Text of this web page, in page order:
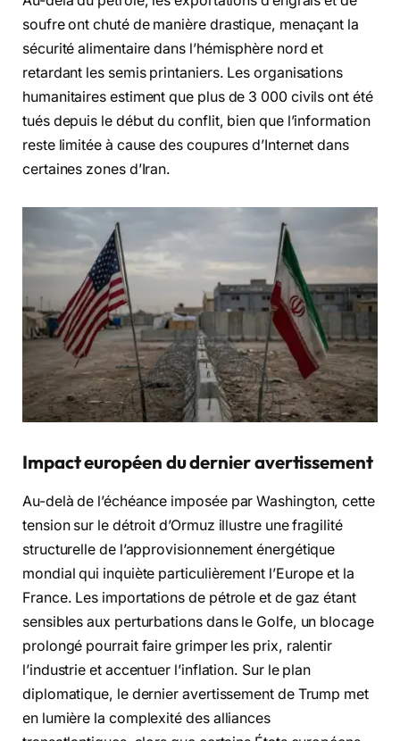
soufre ont chuté de manière drastique, menaçant la
sécurité alimentaire dans l’hémisphère nord et
retardant les semis printaniers. Les organisations
humanitaires estiment que plus de 3 000 civils ont été
tués depuis le début du conflit, bien que l’information
reste limitée à cause des coupures d’Internet dans
certaines zones d’Iran.
Impact européen du dernier avertissement
Au-delà de l’échéance imposée par Washington, cette
tension sur le détroit d’Ormuz illustre une fragilité
structurelle de l’approvisionnement énergétique
mondial qui inquiète particulièrement l’Europe et la
France. Les importations de pétrole et de gaz étant
sensibles aux perturbations dans le Golfe, un blocage
prolongé pourrait faire grimper les prix, ralentir
l’industrie et accentuer l’inflation. Sur le plan
diplomatique, le dernier avertissement de Trump met
en lumière la complexité des alliances